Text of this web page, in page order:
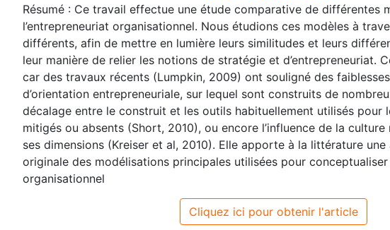
Résumé : Ce travail effectue une étude comparative de différentes
l’entrepreneuriat organisationnel. Nous étudions ces modèles à
différents, afin de mettre en lumière leurs similitudes et leurs
leur manière de relier les notions de stratégie et d’entrepreneuriat.
car des travaux récents (Lumpkin, 2009) ont souligné des
d’orientation entrepreneuriale, sur lequel sont construits de
décalage entre le construit et les outils habituellement utilisés pour
mitigés ou absents (Short, 2010), ou encore l’influence de la
ses dimensions (Kreiser et al, 2010). Elle apporte à la littérature
originale des modélisations principales utilisées pour conceptualiser
organisationnel
Cliquez ici pour obtenir l'article